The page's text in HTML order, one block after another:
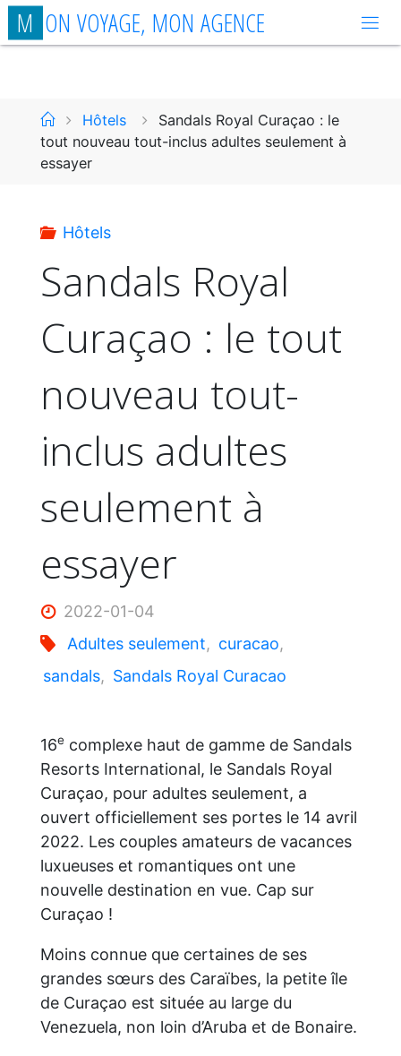
Aller
auM ON VOYAGE, MON AGENCE
AccueilHôtels
Sandals Royal Curaçao : le
tout nouveau tout-inclus adultes seulement à
essayer
Hôtels
Sandals Royal
Curaçao : le tout
nouveau tout-
inclus adultes
seulement à
essayer
2022-01-04
Adultes seulement, curacao,
sandals, Sandals Royal Curacao
16ecomplexe haut de gamme de Sandals
Resorts International, le Sandals Royal
Curaçao, pour adultes seulement, a
ouvert officiellement ses portes le 14 avril
2022. Les couples amateurs de vacances
luxueuses et romantiques ont une
nouvelle destination en vue. Cap sur
Curaçao !
Moins connue que certaines de ses
grandes sœurs des Caraïbes, la petite île
de Curaçao est située au large du
Venezuela, non loin d’Aruba et de Bonaire.